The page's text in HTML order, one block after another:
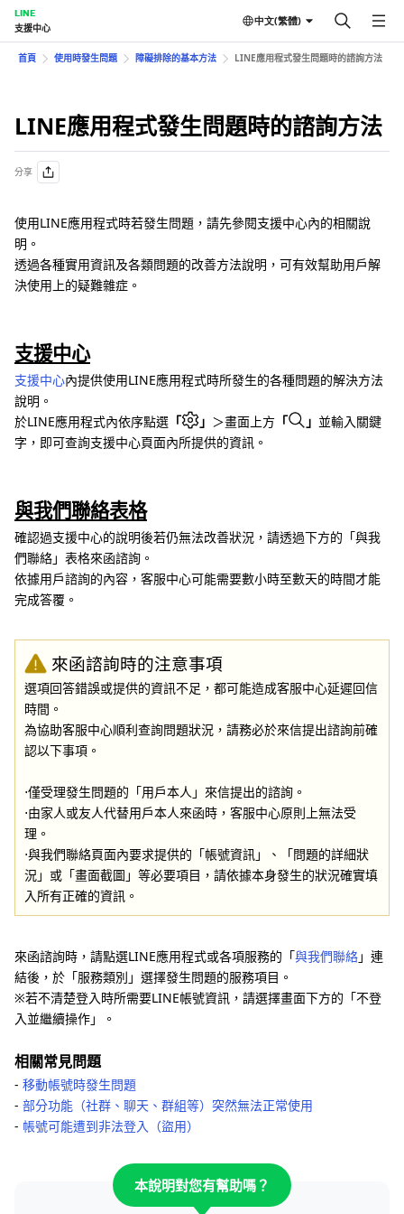
LINE
支援中心
中文(繁體)
首頁 使用時發生問題 障礙排除的基本方法 LINE應用程式發生問題時的諮詢方法
LINE應用程式發生問題時的諮詢方法
分享
使用LINE應用程式時若發生問題，請先參閱支援中心內的相關說
明。
透過各種實用資訊及各類問題的改善方法說明，可有效幫助用戶解
決使用上的疑難雜症。
支援中心
支援中心內提供使用LINE應用程式時所發生的各種問題的解決方法
說明。
於LINE應用程式內依序點選 「 」 ＞畫面上方 「 」 並輸入關鍵
字，即可查詢支援中心頁面內所提供的資訊。
與我們聯絡表格
確認過支援中心的說明後若仍無法改善狀況，請透過下方的「與我
們聯絡」表格來函諮詢。
依據用戶諮詢的內容，客服中心可能需要數小時至數天的時間才能
完成答覆。
來函諮詢時的注意事項
選項回答錯誤或提供的資訊不足，都可能造成客服中心延遲回信
時間。
為協助客服中心順利查詢問題狀況，請務必於來信提出諮詢前確
認以下事項。
⋅僅受理發生問題的「用戶本人」來信提出的諮詢。
⋅由家人或友人代替用戶本人來函時，客服中心原則上無法受
理。
⋅與我們聯絡頁面內要求提供的「帳號資訊」、「問題的詳細狀
況」或「畫面截圖」等必要項目，請依據本身發生的狀況確實填
入所有正確的資訊。
來函諮詢時，請點選LINE應用程式或各項服務的「與我們聯絡」連
結後，於「服務類別」選擇發生問題的服務項目。
※若不清楚登入時所需要LINE帳號資訊，請選擇畫面下方的「不登
入並繼續操作」。
相關常見問題
- 移動帳號時發生問題
- 部分功能（社群、聊天、群組等）突然無法正常使用
- 帳號可能遭到非法登入（盜用）
本說明對您有幫助嗎？